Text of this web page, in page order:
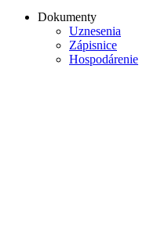
Dokumenty
Uznesenia
Zápisnice
Hospodárenie